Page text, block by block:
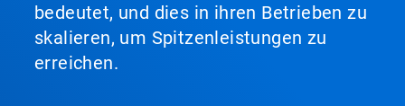
bedeutet, und dies in ihren Betrieben zu
skalieren, um Spitzenleistungen zu
erreichen.